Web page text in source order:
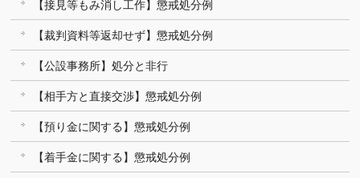
【接見等もみ消し工作】懲戒処分例
【裁判資料等返却せず】懲戒処分例
【公設事務所】処分と非行
【相手方と直接交渉】懲戒処分例
【預り金に関する】懲戒処分例
【着手金に関する】懲戒処分例